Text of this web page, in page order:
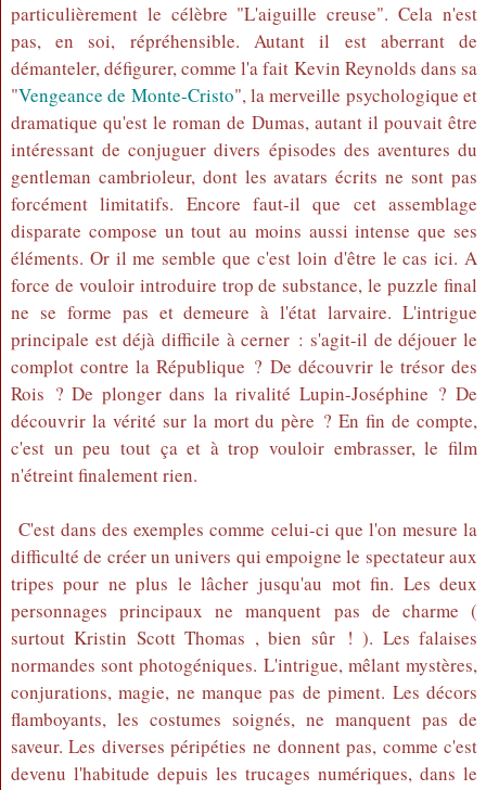
particulièrement le célèbre "L'aiguille creuse". Cela n'est
pas, en soi, répréhensible. Autant il est aberrant de
démanteler, défigurer, comme l'a fait Kevin Reynolds dans sa
"Vengeance de Monte-Cristo", la merveille psychologique et
dramatique qu'est le roman de Dumas, autant il pouvait être
intéressant de conjuguer divers épisodes des aventures du
gentleman cambrioleur, dont les avatars écrits ne sont pas
forcément limitatifs. Encore faut-il que cet assemblage
disparate compose un tout au moins aussi intense que ses
éléments. Or il me semble que c'est loin d'être le cas ici. A
force de vouloir introduire trop de substance, le puzzle final
ne se forme pas et demeure à l'état larvaire. L'intrigue
principale est déjà difficile à cerner : s'agit-il de déjouer le
complot contre la République ? De découvrir le trésor des
Rois ? De plonger dans la rivalité Lupin-Joséphine ? De
découvrir la vérité sur la mort du père ? En fin de compte,
c'est un peu tout ça et à trop vouloir embrasser, le film
n'étreint finalement rien.
C'est dans des exemples comme celui-ci que l'on mesure la
difficulté de créer un univers qui empoigne le spectateur aux
tripes pour ne plus le lâcher jusqu'au mot fin. Les deux
personnages principaux ne manquent pas de charme (
surtout Kristin Scott Thomas , bien sûr ! ). Les falaises
normandes sont photogéniques. L'intrigue, mêlant mystères,
conjurations, magie, ne manque pas de piment. Les décors
flamboyants, les costumes soignés, ne manquent pas de
saveur. Les diverses péripéties ne donnent pas, comme c'est
devenu l'habitude depuis les trucages numériques, dans le